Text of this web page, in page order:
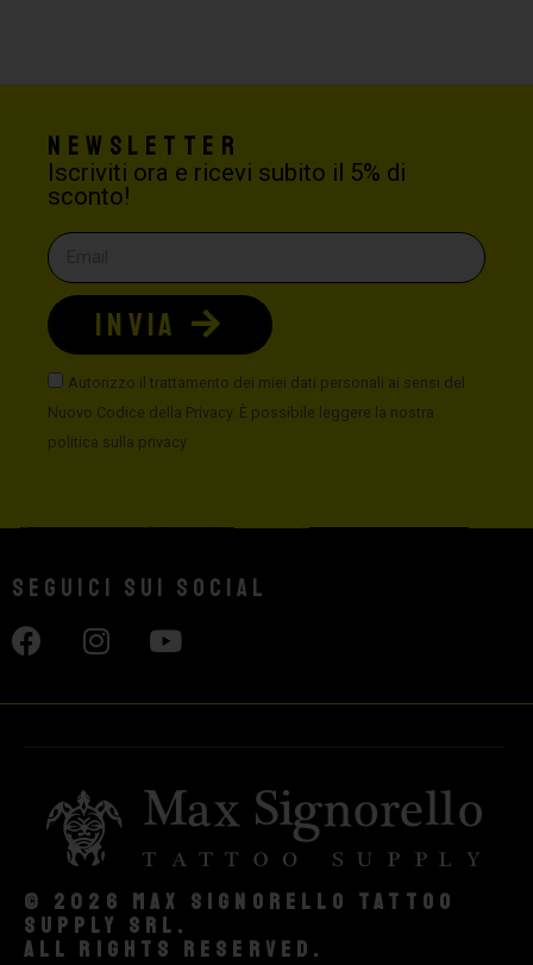
Newsletter
Iscriviti ora e ricevi subito il 5% di
sconto!
Autorizzo il trattamento dei miei dati personali ai sensi del
Nuovo Codice della Privacy. È possibile leggere la nostra
politica sulla privacy
INVIA
Seguici sui social
© 2026 Max Signorello Tattoo
supply srl.
All rights reserved.